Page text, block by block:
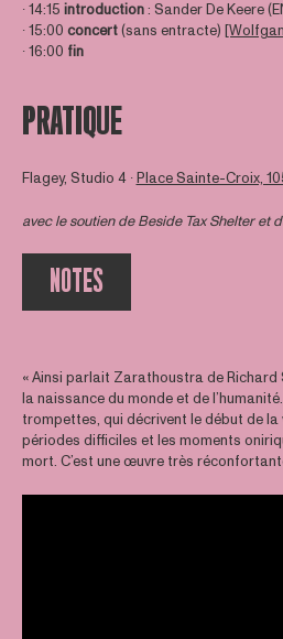
NOTES
∙ 14:15 introduction: Sander De Keere
∙ 15:00 concert(sans entracte)
∙ 16:00 fin
PRATIQUE
Flagey, Studio 4 ∙Place Sainte-Croix,
avec le soutien deBeside Tax Shelteret
« Ainsi parlait Zarathoustra de Richard
la naissance du monde et de
trompettes, qui décrivent le début de la
périodes difficiles et les moments
mort. C’est une œuvre très